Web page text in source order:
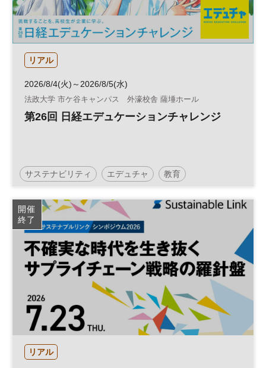
リアル
2026/8/4(火)～2026/8/5(水)
法政大学 市ケ谷キャンパス 外濠校舎 薩埵ホール
第26回 日経エデュケーションチャレンジ
サステナビリティ エデュチャ 教育
日経エデュケーションチャレンジ 高校生
コンテスト 参加無料
開催
終了
リアル